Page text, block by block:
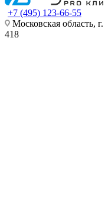
+7 (495) 123-66-55
Московская область,
418